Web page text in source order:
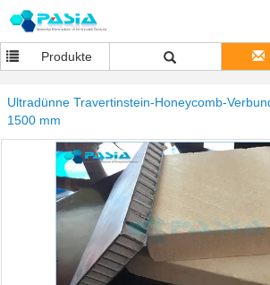
Produkte
Ultradünne Travertinstein-Honeycomb-
1500 mm